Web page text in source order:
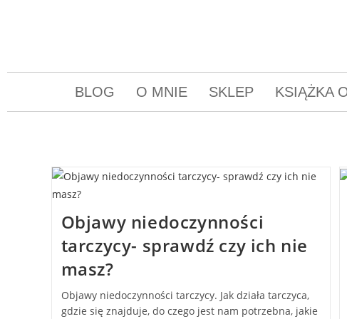
BLOG O MNIE SKLEP KSIĄŻKA
Objawy niedoczynności
tarczycy- sprawdź czy ich nie
masz?
Objawy niedoczynności tarczycy. Jak działa tarczyca,
gdzie się znajduje, do czego jest nam potrzebna, jakie